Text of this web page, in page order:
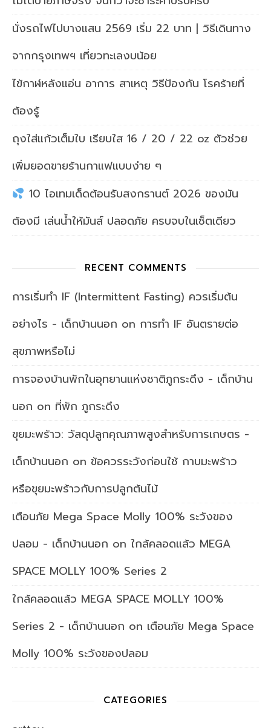
นั่งรถไฟไปบางแสน 2569 เริ่ม 22 บาท | วิธีเดินทาง
จากกรุงเทพฯ เที่ยวทะเลงบน้อย
ไข้กาฬหลังแอ่น อาการ สาเหตุ วิธีป้องกัน โรคร้ายที่
ต้องรู้
ถุงใส่แก้วเต็มใบ เรียบใส 16 / 20 / 22 oz ตัวช่วย
เพิ่มยอดขายร้านกาแฟแบบง่าย ๆ
10 ไอเทมเด็ดต้อนรับสงกรานต์ 2026 ของมัน
ต้องมี เล่นน้ำให้มันส์ ปลอดภัย ครบจบในเซ็ตเดียว
RECENT COMMENTS
การเริ่มทำ IF (Intermittent Fasting) ควรเริ่มต้น
อย่างไร - เด็กบ้านนอก on การทำ IF อันตรายต่อ
สุขภาพหรือไม่
การจองบ้านพักในอุทยานแห่งชาติภูกระดึง - เด็กบ้าน
นอก on ที่พัก ภูกระดึง
ขุยมะพร้าว: วัสดุปลูกคุณภาพสูงสำหรับการเกษตร -
เด็กบ้านนอก on ข้อควรระวังก่อนใช้ กาบมะพร้าว
หรือขุยมะพร้าวกับการปลูกต้นไม้
เตือนภัย Mega Space Molly 100% ระวังของ
ปลอม - เด็กบ้านนอก on ใกล้คลอดแล้ว MEGA
SPACE MOLLY 100% Series 2
ใกล้คลอดแล้ว MEGA SPACE MOLLY 100%
Series 2 - เด็กบ้านนอก on เตือนภัย Mega Space
Molly 100% ระวังของปลอม
CATEGORIES